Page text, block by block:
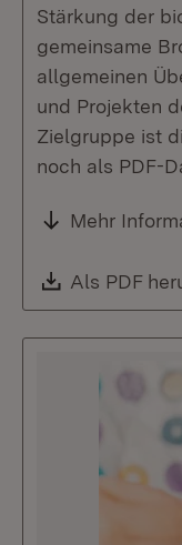
Stärkung der
gemeinsame
allgemeinen
und Projekten
Zielgruppe ist
noch als PDF-
Mehr
Download:
Als PDF